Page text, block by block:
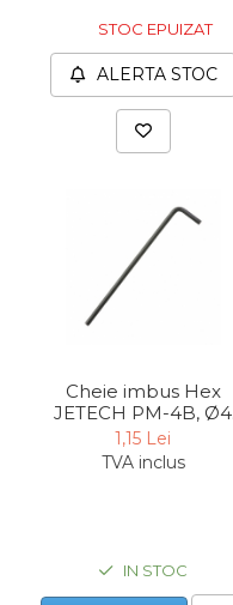
STOC EPUIZAT
ALERTA STOC
Cheie imbus Hex
JETECH PM-4B, Ø4
mm
1,15 Lei
TVA inclus
IN STOC